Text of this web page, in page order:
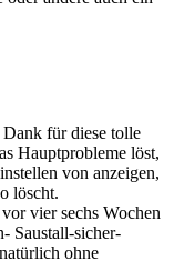
für diese tolle
Hauptprobleme löst,
von anzeigen,
löscht.
vier sechs Wochen
Saustall-sicher-
ohne